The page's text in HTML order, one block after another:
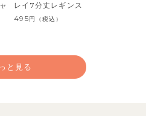
レイ7分丈レギンス
495円 （税込）
と見る